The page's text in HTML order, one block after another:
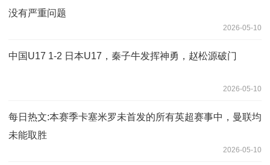
没有严重问题
2026-05-10
中国U17 1-2 日本U17，秦子牛发挥神勇，赵松源破门
2026-05-10
每日热文:本赛季卡塞米罗未首发的所有英超赛事中，曼联均
未能取胜
2026-05-10